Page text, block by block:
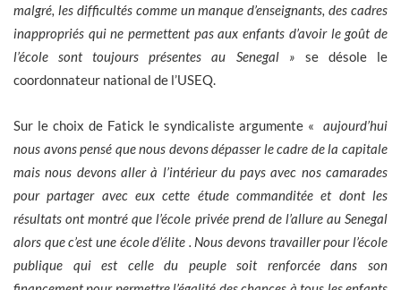
malgré, les difficultés comme un manque d’enseignants, des cadres
inappropriés qui ne permettent pas aux enfants d’avoir le goût de
l’école sont toujours présentes au Senegal » se désole le
coordonnateur national de l’USEQ.
Sur le choix de Fatick le syndicaliste argumente « aujourd’hui
nous avons pensé que nous devons dépasser le cadre de la capitale
mais nous devons aller à l’intérieur du pays avec nos camarades
pour partager avec eux cette étude commanditée et dont les
résultats ont montré que l’école privée prend de l’allure au Senegal
alors que c’est une école d’élite . Nous devons travailler pour l’école
publique qui est celle du peuple soit renforcée dans son